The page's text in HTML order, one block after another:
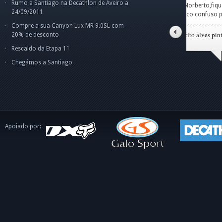
Rumo a Santiago na Decathlon de Aveiro a
24/09/2011
Compre a sua Canyon Lux MR 9.0SL com
20% de desconto
Rescaldo da Etapa 11
Chegámos a Santiago
Amigo Norberto,fiquei
tito alves pinto
o
Olá
o
Apoiado por: